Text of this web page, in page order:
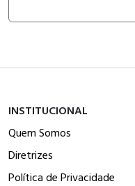
INSTITUCIONAL
Quem Somos
Diretrizes
Política de Privacidade